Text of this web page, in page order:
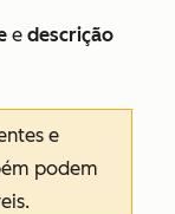
e descrição
e
podem